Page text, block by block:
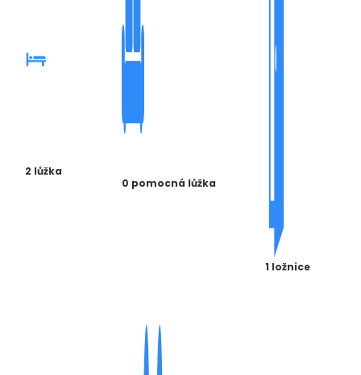
2 lůžka
0 pomocná lůžka
1 ložnice